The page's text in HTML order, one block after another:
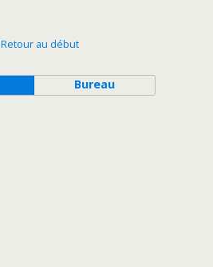
Retour au début
Bureau